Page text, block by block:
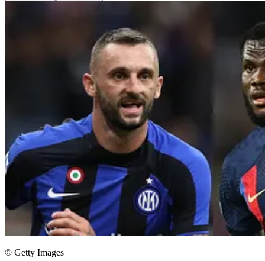
© Getty Images